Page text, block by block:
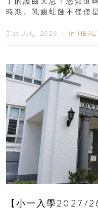
時期。乳齒蛀蝕不僅僅
31st July, 2026 ｜ In
【小一入學2027/